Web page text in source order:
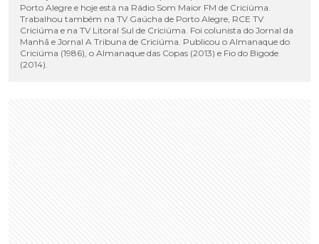
Porto Alegre e hoje está na Rádio Som Maior FM de Criciúma.
Trabalhou também na TV Gaúcha de Porto Alegre, RCE TV
Criciúma e na TV Litoral Sul de Criciúma. Foi colunista do Jornal da
Manhã e Jornal A Tribuna de Criciúma. Publicou o Almanaque do
Criciúma (1986), o Almanaque das Copas (2013) e Fio do Bigode
(2014).